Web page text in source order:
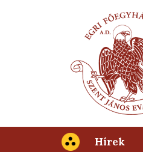
Hírek